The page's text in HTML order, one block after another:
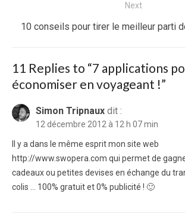
Next
Next
10 conseils pour tirer le meilleur parti
11 Replies to “7 applications
économiser en voyageant !”
Simon Tripnaux dit :
12 décembre 2012 à 12 h 07 min
Il y a dans le même esprit mon site web
http://www.swopera.com qui permet de
cadeaux ou petites devises en échange du
colis … 100% gratuit et 0% publicité ! 🙂